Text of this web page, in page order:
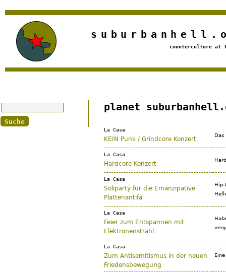
Jump to navigation
counterculture at
planet
La Casa
KEIN Punk / Grindcore Konzert
Das
La Casa
Hardcore Konzert
La Casa
Soliparty für die Emanzipative
Plattenantifa
Hip-
La Casa
Feier zum Entspannen mit
Elektronenstrahl
La Casa
Zum Antisemitismus in der neuen
Friedensbewegung
Suche